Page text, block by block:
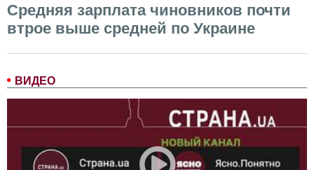
ВИДЕО
Средняя зарплата чиновников почти
втрое выше средней по Украине